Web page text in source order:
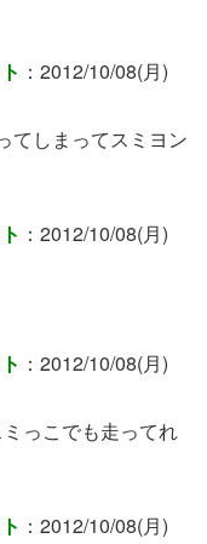
：2012/10/08(月)
てしまってスミヨン
：2012/10/08(月)
：2012/10/08(月)
っこでも走ってれ
：2012/10/08(月)